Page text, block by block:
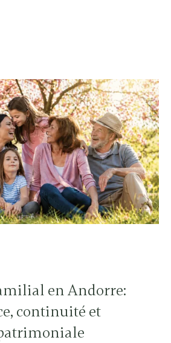
en Andorre:
continuité et